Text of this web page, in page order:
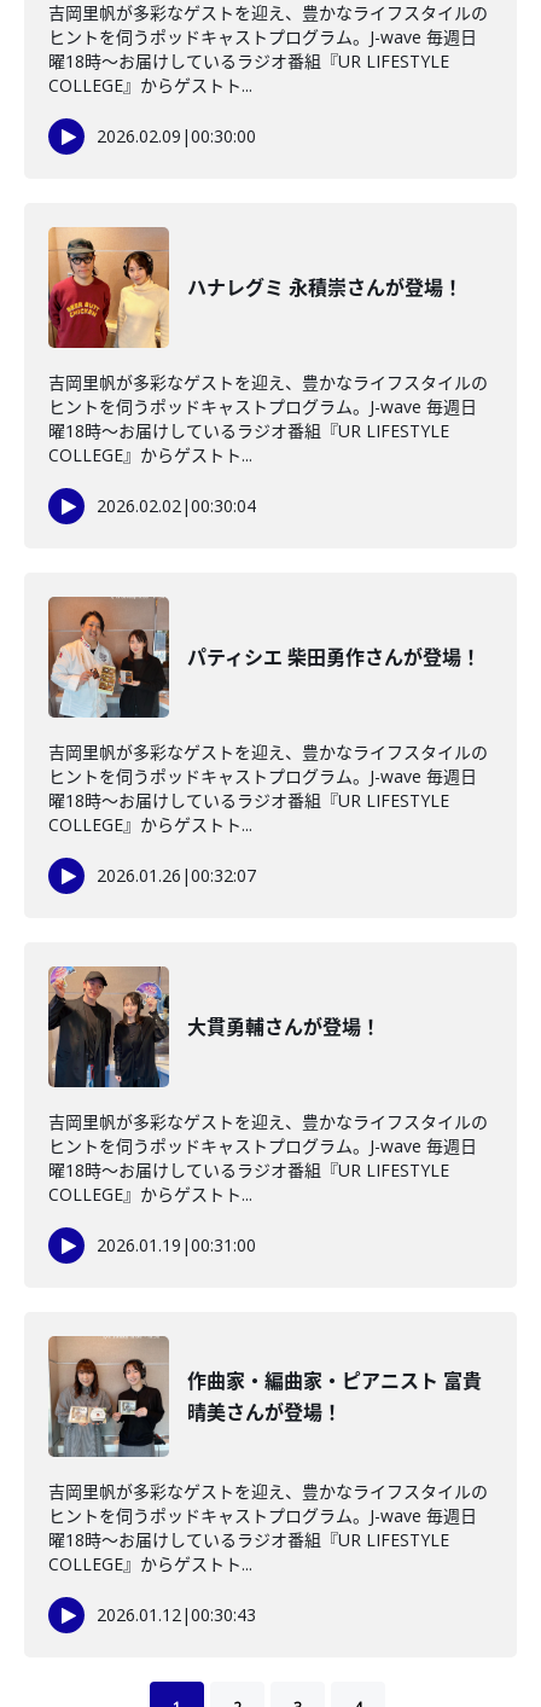
吉岡里帆が多彩なゲストを迎え、豊かなライフスタイルの
ヒントを伺うポッドキャストプログラム。J-wave 毎週日
曜18時～お届けしているラジオ番組『UR LIFESTYLE
COLLEGE』からゲストト...
2026.02.09 |00:30:00
ハナレグミ 永積崇さんが登場！
吉岡里帆が多彩なゲストを迎え、豊かなライフスタイルの
ヒントを伺うポッドキャストプログラム。J-wave 毎週日
曜18時～お届けしているラジオ番組『UR LIFESTYLE
COLLEGE』からゲストト...
2026.02.02|00:30:04
パティシエ 柴田勇作さんが登場！
吉岡里帆が多彩なゲストを迎え、豊かなライフスタイルの
ヒントを伺うポッドキャストプログラム。J-wave 毎週日
曜18時～お届けしているラジオ番組『UR LIFESTYLE
COLLEGE』からゲストト...
2026.01.26 |00:32:07
大貫勇輔さんが登場！
吉岡里帆が多彩なゲストを迎え、豊かなライフスタイルの
ヒントを伺うポッドキャストプログラム。J-wave 毎週日
曜18時～お届けしているラジオ番組『UR LIFESTYLE
COLLEGE』からゲストト...
2026.01.19 |00:31:00
作曲家・編曲家・ピアニスト 富貴
晴美さんが登場！
吉岡里帆が多彩なゲストを迎え、豊かなライフスタイルの
ヒントを伺うポッドキャストプログラム。J-wave 毎週日
曜18時～お届けしているラジオ番組『UR LIFESTYLE
COLLEGE』からゲストト...
2026.01.12|00:30:43